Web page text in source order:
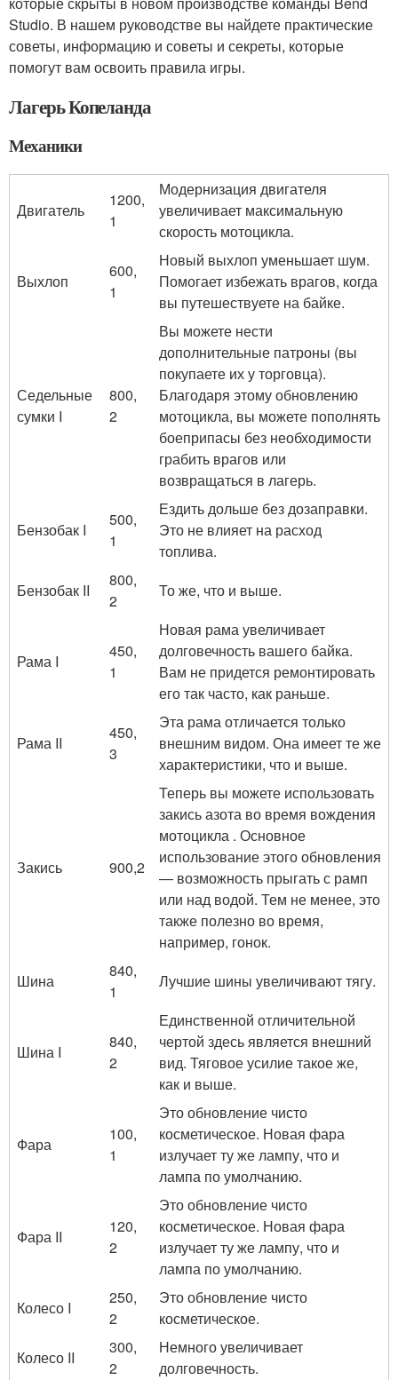
Studio. В нашем руководстве вы найдете практические
советы, информацию и советы и секреты, которые
помогут вам освоить правила игры.
Лагерь Копеланда
Механики
Двигатель
1200,
1
Модернизация двигателя
увеличивает максимальную
скорость мотоцикла.
Выхлоп
600,
1
Новый выхлоп уменьшает шум.
Помогает избежать врагов, когда
вы путешествуете на байке.
Седельные
сумки I
800,
2
Вы можете нести
дополнительные патроны (вы
покупаете их у торговца).
Благодаря этому обновлению
мотоцикла, вы можете пополнять
боеприпасы без необходимости
грабить врагов или
возвращаться в лагерь.
Бензобак I
500,
1
Ездить дольше без дозаправки.
Это не влияет на расход
топлива.
Бензобак II
800,
2
То же, что и выше.
Рама I
450,
1
Новая рама увеличивает
долговечность вашего байка.
Вам не придется ремонтировать
его так часто, как раньше.
Рама II
450,
3
Эта рама отличается только
внешним видом. Она имеет те же
характеристики, что и выше.
Закись 900,2
Теперь вы можете использовать
закись азота во время вождения
мотоцикла . Основное
использование этого обновления
— возможность прыгать с рамп
или над водой. Тем не менее, это
также полезно во время,
например, гонок.
Шина
840,
1
Лучшие шины увеличивают тягу.
Шина I
840,
2
Единственной отличительной
чертой здесь является внешний
вид. Тяговое усилие такое же,
как и выше.
Фара
100,
1
Это обновление чисто
косметическое. Новая фара
излучает ту же лампу, что и
лампа по умолчанию.
Фара II
120,
2
Это обновление чисто
косметическое. Новая фара
излучает ту же лампу, что и
лампа по умолчанию.
Колесо I
250,
2
Это обновление чисто
косметическое.
Колесо II
300,
2
Немного увеличивает
долговечность.